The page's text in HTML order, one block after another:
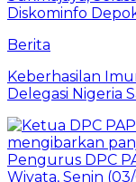
Berita
Keberhasilan
Delegasi Nigeria